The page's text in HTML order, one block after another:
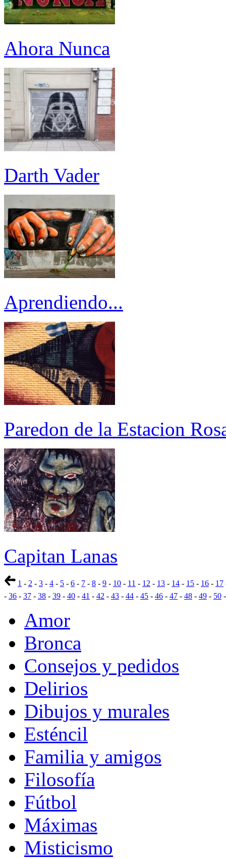
Ahora Nunca
Darth Vader
Aprendiendo...
Paredon de la Estacion
Capitan Lanas
1 - 2 - 3 - 4 - 5 - 6 - 7 - 8 - 9 - 10 - 11 - 12 - 13 - 14 - 15 - 16 - 17
- 36 - 37 - 38 - 39 - 40 - 41 - 42 - 43 - 44 - 45 - 46 - 47 - 48 - 49 - 50
Amor
Bronca
Consejos y pedidos
Delirios
Dibujos y murales
Esténcil
Familia y amigos
Filosofía
Fútbol
Máximas
Misticismo